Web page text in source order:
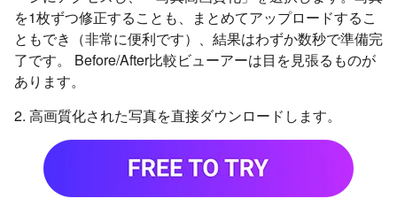
を1枚ずつ修正することも、まとめてアップロードするこ
ともでき（非常に便利です）、結果はわずか数秒で準備完
了です。 Before/After比較ビューアーは目を見張るものが
あります。
2. 高画質化された写真を直接ダウンロードします。